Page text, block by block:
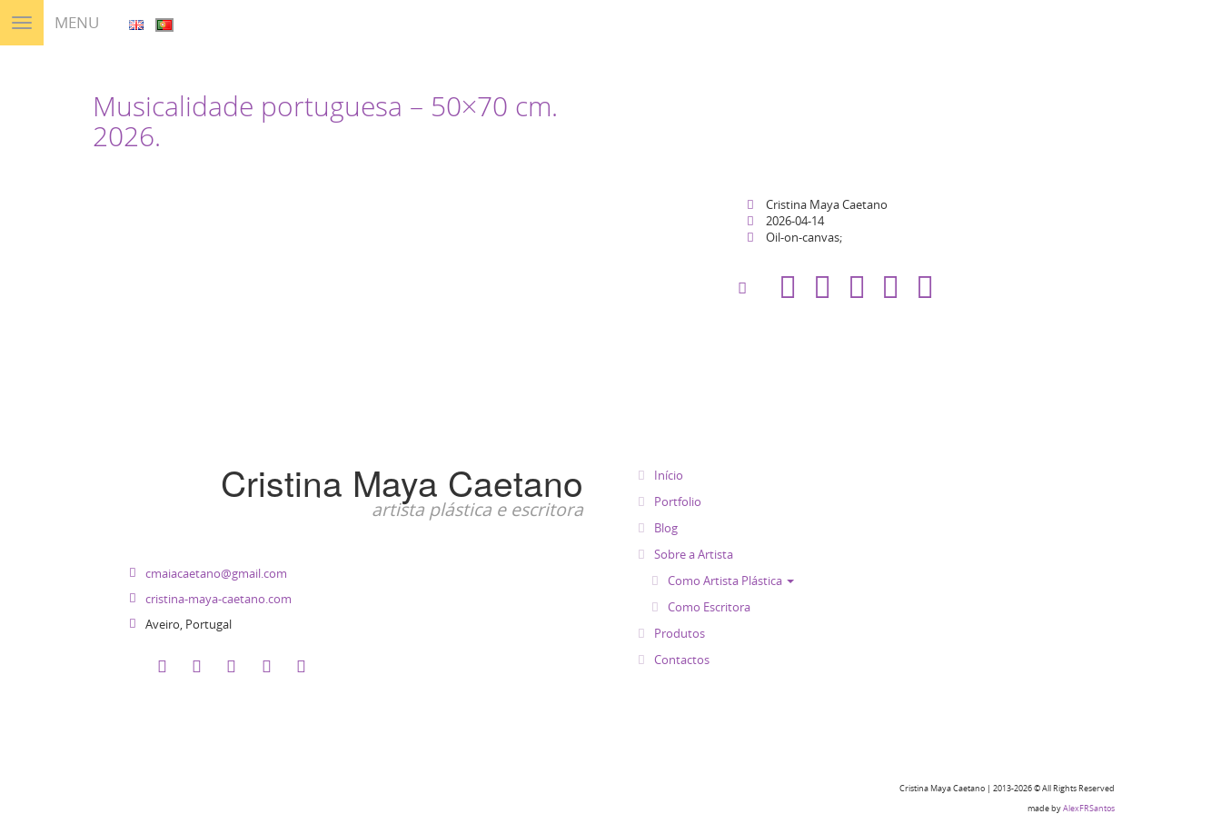
MENU
Musicalidade portuguesa – 50×70 cm.
2026.
Cristina Maya Caetano
2026-04-14
Oil-on-canvas;
Cristina Maya Caetano
artista plástica e escritora
Início
Portfolio
Blog
Sobre a Artista
Como Artista Plástica
Como Escritora
Produtos
Contactos
cmaiacaetano@gmail.com
cristina-maya-caetano.com
Aveiro, Portugal
Cristina Maya Caetano | 2013-2026 © All Rights Reserved
made byAlexFRSantos